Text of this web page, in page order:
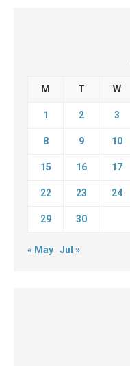
M T W
1 2 3
8 9 10
15 16 17
22 23 24
29 30
« May Jul »